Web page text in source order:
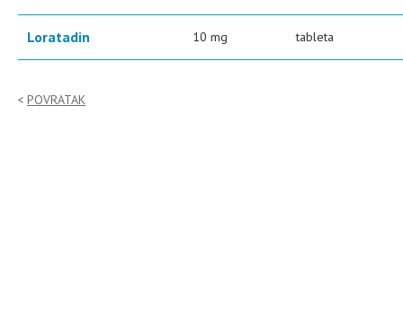
Loratadin 10 mg tableta
POVRATAK